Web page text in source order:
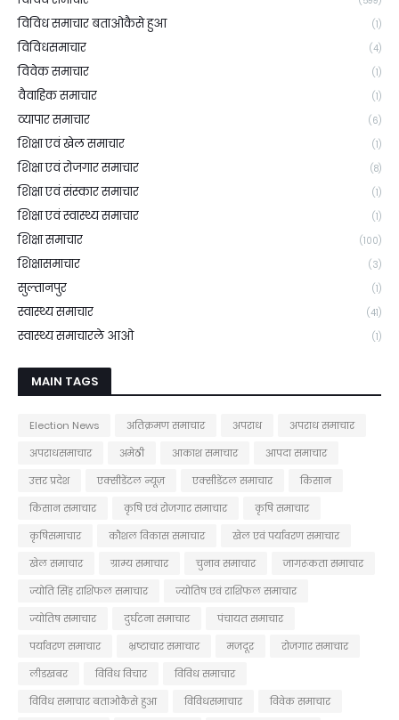
विविध समाचार बताओकैसे हुआ (1)
विविधसमाचार (4)
विवेक समाचार (1)
वैवाहिक समाचार (1)
व्यापार समाचार (6)
शिक्षा एवं खेल समाचार (1)
शिक्षा एवं रोजगार समाचार (8)
शिक्षा एवं संस्कार समाचार (1)
शिक्षा एवं स्वास्थ्य समाचार (1)
शिक्षा समाचार (100)
शिक्षासमाचार (3)
सुल्तानपुर (1)
स्वास्थ्य समाचार (41)
स्वास्थ्य समाचारले आओ (1)
MAIN TAGS
Election News अतिक्रमण समाचार अपराध
अपराध समाचार
अपराधसमाचार
अमेठी आकाश समाचार
आपदा समाचार
उत्तर प्रदेश
एक्सीडेंटल न्यूज़ एक्सीडेंटल समाचार
किसान
किसान समाचार
कृषि एवं रोजगार समाचार
कृषि समाचार
कृषिसमाचार
कौशल विकास समाचार
खेल एवं पर्यावरण समाचार
खेल समाचार
ग्राम्य समाचार चुनाव समाचार
जागरूकता समाचार
ज्योति सिंह राशिफल समाचार
ज्योतिष एवं राशिफल समाचार
ज्योतिष समाचार
दुर्घटना समाचार
पंचायत समाचार
पर्यावरण समाचार
भ्रष्टाचार समाचार मजदूर
रोजगार समाचार
लीडखबर
विविध विचार
विविध समाचार
विविध समाचार बताओकैसे हुआ
विविधसमाचार
विवेक समाचार